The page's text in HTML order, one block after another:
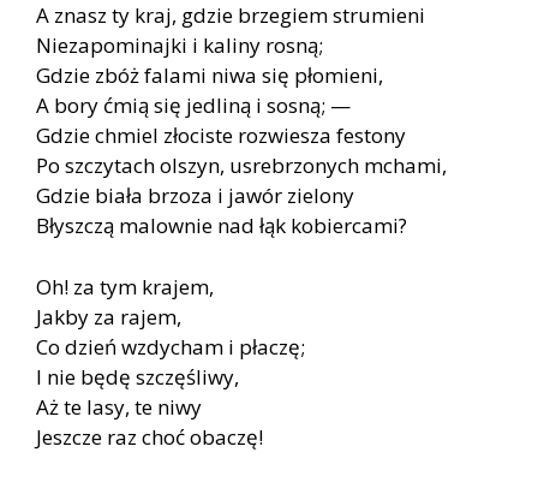
A znasz ty kraj, gdzie brzegiem strumieni
Niezapominajki i kaliny rosną;
Gdzie zbóż falami niwa się płomieni,
A bory ćmią się jedliną i sosną; —
Gdzie chmiel złociste rozwiesza festony
Po szczytach olszyn, usrebrzonych mchami,
Gdzie biała brzoza i jawór zielony
Błyszczą malownie nad łąk kobiercami?
Oh! za tym krajem,
Jakby za rajem,
Co dzień wzdycham i płaczę;
I nie będę szczęśliwy,
Aż te lasy, te niwy
Jeszcze raz choć obaczę!